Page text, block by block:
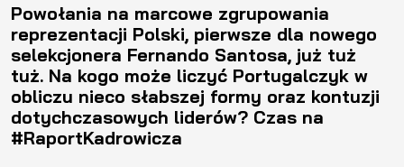
Powołania na marcowe zgrupowania
reprezentacji Polski, pierwsze dla nowego
selekcjonera Fernando Santosa, już tuż
tuż. Na kogo może liczyć Portugalczyk w
obliczu nieco słabszej formy oraz kontuzji
dotychczasowych liderów? Czas na
#RaportKadrowicza